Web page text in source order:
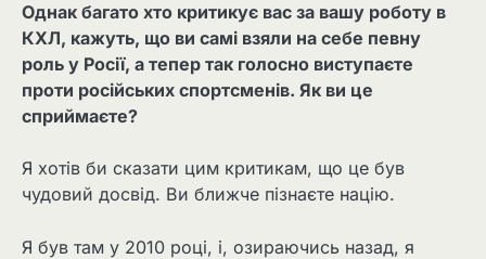
Однак багато хто критикує вас за вашу роботу в
КХЛ, кажуть, що ви самі взяли на себе певну
роль у Росії, а тепер так голосно виступаєте
проти російських спортсменів. Як ви це
сприймаєте?
Я хотів би сказати цим критикам, що це був
чудовий досвід. Ви ближче пізнаєте націю.
Я був там у 2010 році, і, озираючись назад, я